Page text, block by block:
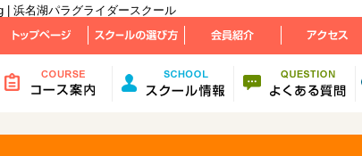
浜名湖パラグライダースクール